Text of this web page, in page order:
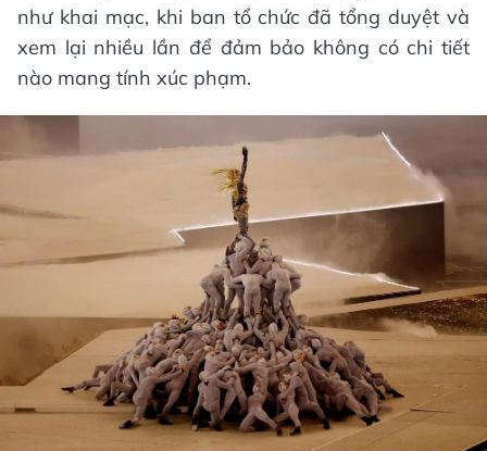
như khai mạc, khi ban tổ chức đã tổng duyệt và
xem lại nhiều lần để đảm bảo không có chi tiết
nào mang tính xúc phạm.